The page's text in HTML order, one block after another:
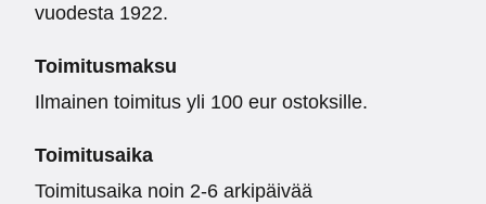
vuodesta 1922.
Toimitusmaksu
Ilmainen toimitus yli 100 eur ostoksille.
Toimitusaika
Toimitusaika noin 2-6 arkipäivää